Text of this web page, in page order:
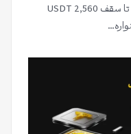
جشنواره معاملاتی XT | دریافت پاداش تا سقف 2,560 USDT